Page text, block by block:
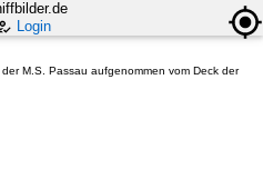
Login
M.S. Passau aufgenommen vom Deck der